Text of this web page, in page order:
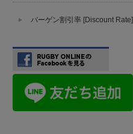
バーゲン割引率 [Discount Rate]